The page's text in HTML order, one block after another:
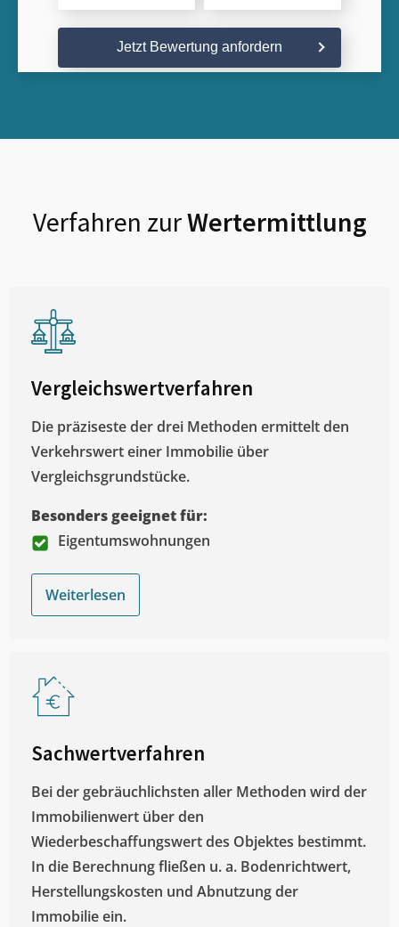
Jetzt Bewertung anfordern
Verfahren zurWertermittlung
Vergleichswertverfahren
Die präziseste der drei Methoden ermittelt den
Verkehrswert einer Immobilie über
Vergleichsgrundstücke.
Besonders geeignet für:
Eigentumswohnungen
Weiterlesen
Sachwertverfahren
Bei der gebräuchlichsten aller Methoden wird der
Immobilienwert über den
Wiederbeschaffungswert des Objektes bestimmt.
In die Berechnung fließen u. a. Bodenrichtwert,
Herstellungskosten und Abnutzung der
Immobilie ein.